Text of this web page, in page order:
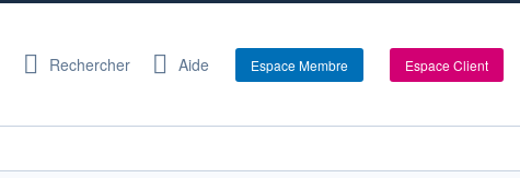
Rechercher Aide Espace Membre Espace Client